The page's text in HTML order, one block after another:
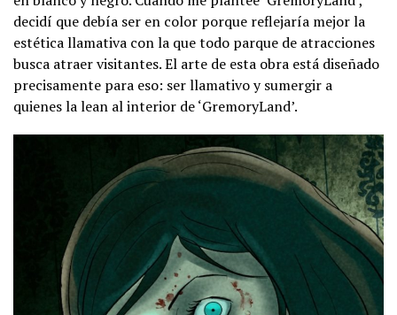
decidí que debía ser en color porque reflejaría mejor la
estética llamativa con la que todo parque de atracciones
busca atraer visitantes. El arte de esta obra está diseñado
precisamente para eso: ser llamativo y sumergir a
quienes la lean al interior de ‘GremoryLand’.